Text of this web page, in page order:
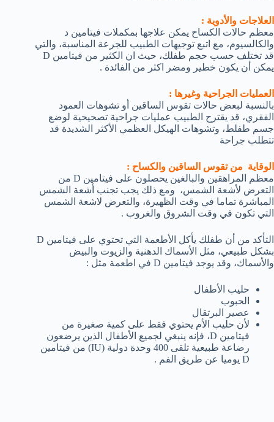
العلاجات والأدوية :
معظم حالات الكساح يمكن علاجها بمكملات فيتامين د
والكالسيوم، مع اتبع توجيهات الطبيب للجرعة المناسبة، والتي
قد تختلف حسب حجم طفلك، حيث ان الكثير من فيتامين D
يمكن أن يكون خطير ومضر اكثر من الفائدة .
العمليات الجراحية وغيرها :
بالنسبة لبعض حالات تقوس الساقين أو تشوهات العمود
الفقري، قد يقترح الطبيب عمليات جراحية تصحيحية لوضع
جسم طفلط، وتشوهات الهيكل العظمي الأكثر الشديدة قد
تتطلب جراحة
الوقاية من تقوس الساقين والكساح :
معظم المراهقين والبالغين يحصلون على فيتامين D من
التعرض لأشعة الشمس، ومع ذلك يجب تجنب أشعة الشمس
المباشرة تماما في وقت الظهيرة، والتعرض لاشعة الشمس
التي تكون في وقت الشروق والغروب .
التأكد من أن طفلك يأكل الأطعمة التي تحتوي على فيتامين D
بشكل طبيعي، مثل الأسماك الدهنية والزيوت والبيض
والأسماك، وقد يوجد فيتامين D في اطعمة مثل :
حليب الأطفال
الحبوب
عصير البرتقال
لأن حليب الأم يحتوي فقط على كمية صغيرة من
فيتامين D، فإنه ينبغي لجميع الأطفال الذين يرضعون
رضاعة طبيعية تلقى 400 وحدة دولية (IU) من فيتامين
D يوميا عن طريق الفم .